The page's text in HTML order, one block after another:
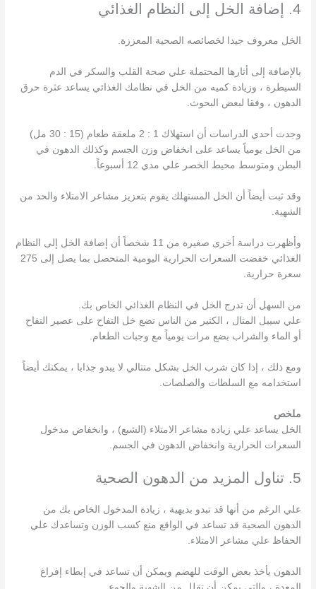
4. إضافة الخل إلى النظام الغذائي
الخل معروف جيدا لخصائصه الصحية المعززة.
بالإضافة إلى أثارها المحتملة علي صحة القلب والسكر في الدم
السيطرة ، وزيادة كميه من الخل في نظامك الغذائي يساعد عثرة حرق
الدهون ، وفقا لبعض البحوث.
وجدت أحدي الدراسات أن استهلاك 1 : 2 ملعقة طعام (15 : 30 مل)
من الخل يومياً يساعد على انخفاض وزن الجسم وكذلك الدهون في
البطن ومتوسط محيط الخصر علي مدي 12 أسبوعاً.
وقد ثبت أيضاً أن الخل المستهلك يقوم بتعزيز مشاعر الامتلاء والحد من
الشهية.
وأظهرت دراسة أخرى صغيره من 11 شخصاً أن إضافة الخل إلى النظام
الغذائي خفضت السعرات الحرارية اليومية المتحصل بما يصل إلى 275
سعرة حرارية.
من السهل أن تدرج الخل في النظام الغذائي الخاص بك.
علي سبيل المثال ، الكثير من الناس تضع خل التفاح على عصير التفاح
أو الماء والشراب بضع مرات يومياً مع وجبات الطعام.
ومع ذلك ، إذا كان شرب الخل بشكل متتالي لا يبدو جذابا ، يمكنك أيضاً
استخدامه مع السلطات والصلصات.
ملخص
الخل يساعد علي زيادة مشاعر الامتلاء (الشبع) ، وانخفاض مدخول
السعرات الحرارية وانخفاض الدهون في الجسم.
5. تناول المزيد من الدهون الصحية
علي الرغم من أنها قد تبدو بديهية ، زيادة المدخول الخاص بك من
الدهون الصحية قد تساعد في الواقع منع كسب الوزن وتساعدك علي
الحفاظ علي مشاعر الامتلاء.
الدهون يأخذ بعض الوقت للهضم ويمكن أن تساعد في إبطاء إفراغ